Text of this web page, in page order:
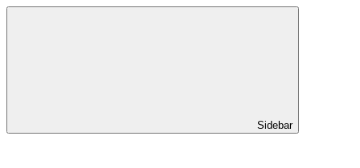
Sidebar